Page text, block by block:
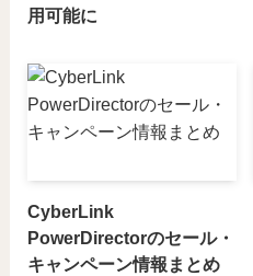
用可能に
CyberLink
PowerDirectorのセール・
キャンペーン情報まとめ